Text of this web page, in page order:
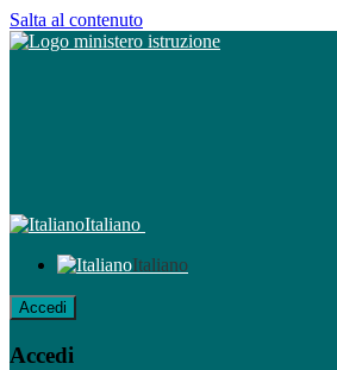
Salta al contenuto
Italiano
Italiano
Accedi
Accedi